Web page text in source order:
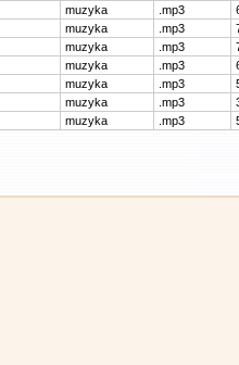
muzyka .mp3
muzyka .mp3
muzyka .mp3
muzyka .mp3
muzyka .mp3
muzyka .mp3
muzyka .mp3